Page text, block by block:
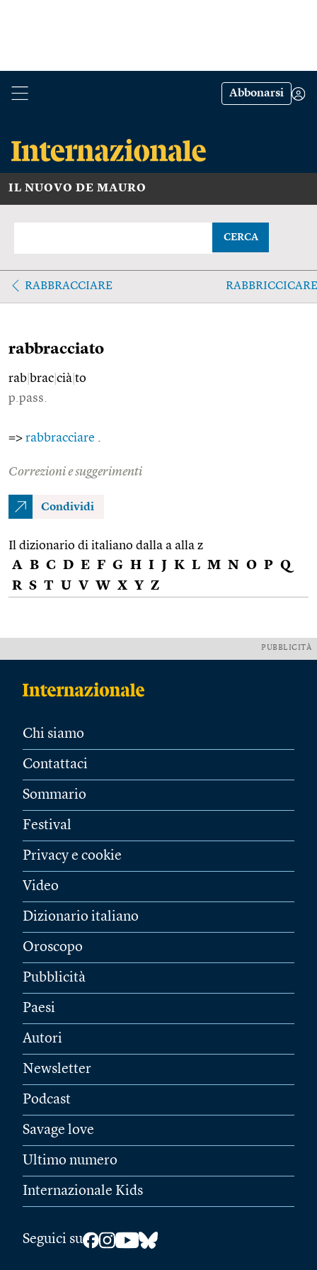
Abbonarsi
IL NUOVO DE MAURO
CERCA
RABBRACCIARE RABBRICCICARE
rabbracciato
rab brac cià to
p.pass.
=> rabbracciare
Correzioni e suggerimenti
Condividi
Il dizionario di italiano dalla a alla z
A B C D E F G H I J K L M N O P Q
R S T U V W X Y Z
PUBBLICITÀ
Chi siamo
Contattaci
Sommario
Festival
Privacy e cookie
Video
Dizionario italiano
Oroscopo
Pubblicità
Paesi
Autori
Newsletter
Podcast
Savage love
Ultimo numero
Internazionale Kids
Seguici su